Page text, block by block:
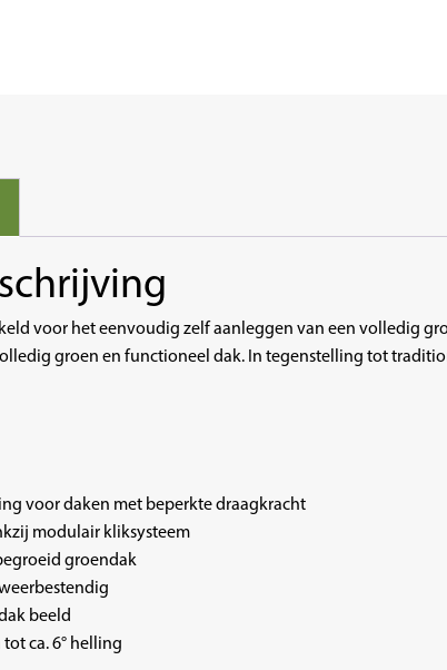
voor het eenvoudig zelf aanleggen van een volledig
groen en functioneel dak. In tegenstelling tot
voor daken met beperkte draagkracht
modulair kliksysteem
groendak
beeld
ca. 6° helling